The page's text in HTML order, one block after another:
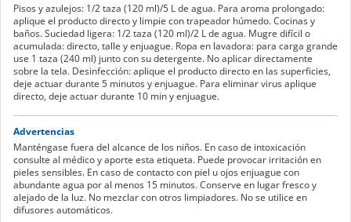
Pisos y azulejos: 1/2 taza (120 ml)/5 L de agua. Para aroma prolongado:
aplique el producto directo y limpie con trapeador húmedo. Cocinas y
baños. Suciedad ligera: 1/2 taza (120 ml)/2 L de agua. Mugre difícil o
acumulada: directo, talle y enjuague. Ropa en lavadora: para carga grande
use 1 taza (240 ml) junto con su detergente. No aplicar directamente
sobre la tela. Desinfección: aplique el producto directo en las superficies,
deje actuar durante 5 minutos y enjuague. Para eliminar virus aplique
directo, deje actuar durante 10 min y enjuague.
Advertencias
Manténgase fuera del alcance de los niños. En caso de intoxicación
consulte al médico y aporte esta etiqueta. Puede provocar irritación en
pieles sensibles. En caso de contacto con piel u ojos enjuague con
abundante agua por al menos 15 minutos. Conserve en lugar fresco y
alejado de la luz. No mezclar con otros limpiadores. No se utilice en
difusores automáticos.